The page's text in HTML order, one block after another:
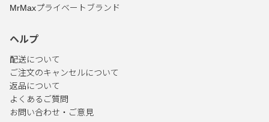
MrMaxプライベートブランド
ヘルプ
配送について
ご注文のキャンセルについて
返品について
よくあるご質問
お問い合わせ・ご意見